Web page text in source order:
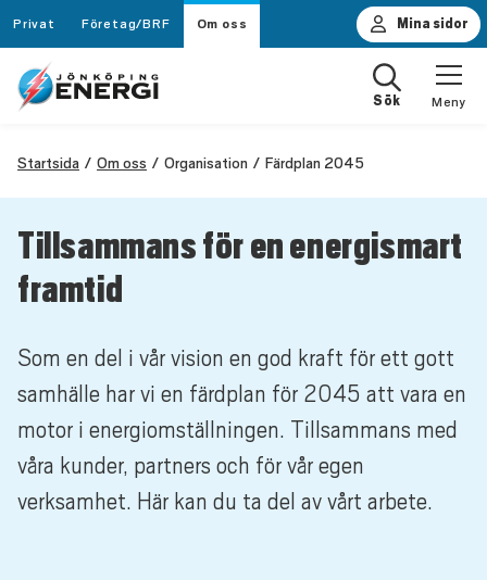
Privat Företag/BRF Om oss
Sök
Mina sidor
Meny
Startsida Om oss Organisation Färdplan 2045
Tillsammans för en energismart
framtid
Som en del i vår vision en god kraft för ett gott
samhälle har vi en färdplan för 2045 att vara en
motor i energiomställningen. Tillsammans med
våra kunder, partners och för vår egen
verksamhet. Här kan du ta del av vårt arbete.